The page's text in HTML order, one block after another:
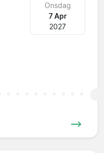
Onsdag
7 Apr
2027